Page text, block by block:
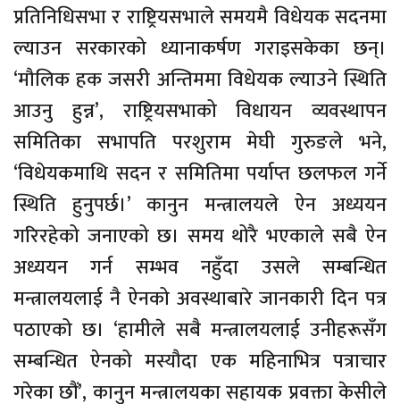
प्रतिनिधिसभा र राष्ट्रियसभाले समयमै विधेयक सदनमा
ल्याउन सरकारको ध्यानाकर्षण गराइसकेका छन्।
‘मौलिक हक जसरी अन्तिममा विधेयक ल्याउने स्थिति
आउनु हुन्न’, राष्ट्रियसभाको विधायन व्यवस्थापन
समितिका सभापति परशुराम मेघी गुरुङले भने,
‘विधेयकमाथि सदन र समितिमा पर्याप्त छलफल गर्ने
स्थिति हुनुपर्छ।’ कानुन मन्त्रालयले ऐन अध्ययन
गरिरहेको जनाएको छ। समय थोरै भएकाले सबै ऐन
अध्ययन गर्न सम्भव नहुँदा उसले सम्बन्धित
मन्त्रालयलाई नै ऐनको अवस्थाबारे जानकारी दिन पत्र
पठाएको छ। ‘हामीले सबै मन्त्रालयलाई उनीहरूसँग
सम्बन्धित ऐनको मस्यौदा एक महिनाभित्र पत्राचार
गरेका छौं’, कानुन मन्त्रालयका सहायक प्रवक्ता केसीले